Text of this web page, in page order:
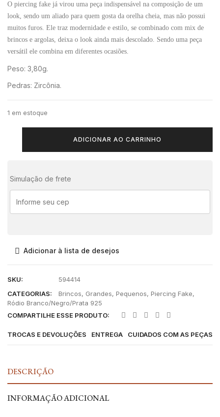
O piercing fake já virou uma peça indispensável na composição de um
look, sendo um aliado para quem gosta da orelha cheia, mas não possui
muitos furos. Ele traz modernidade e estilo, se combinado com mix de
brincos e argolas, deixa o look ainda mais descolado. Sendo uma peça
versátil ele combina em diferentes ocasiões.
Peso: 3,80g.
Pedras: Zircônia.
1 em estoque
ADICIONAR AO CARRINHO
Simulação de frete
Adicionar à lista de desejos
SKU:
594414
CATEGORIAS:
Brincos, Grandes, Pequenos, Piercing Fake,
Ródio Branco/Negro/Prata 925
COMPARTILHE ESSE PRODUTO:
TROCAS E DEVOLUÇÕES ENTREGA CUIDADOS COM AS PEÇAS
DESCRIÇÃO
INFORMAÇÃO ADICIONAL